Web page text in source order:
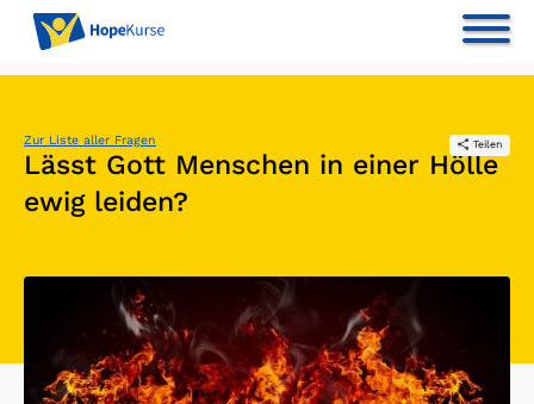
Zur Liste aller Fragen Teilen
Lässt Gott Menschen in einer Hölle
ewig leiden?